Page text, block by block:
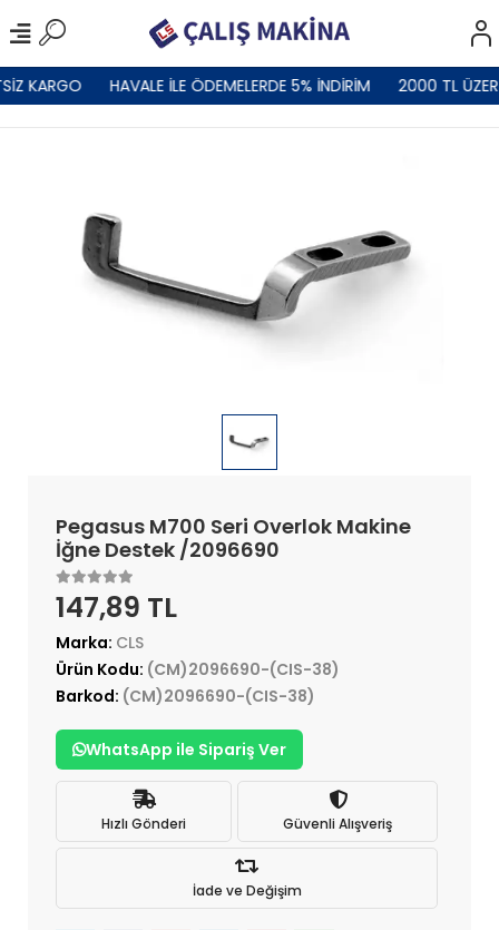
KARGO HAVALE İLE ÖDEMELERDE 5% İNDİRİM 2000 TL
Pegasus M700 Seri Overlok Makine
İğne Destek /2096690
147,89 TL
Marka: CLS
Ürün Kodu: (CM)2096690-(CIS-38)
Barkod: (CM)2096690-(CIS-38)
WhatsApp ile Sipariş Ver
Hızlı Gönderi Güvenli Alışveriş
İade ve Değişim